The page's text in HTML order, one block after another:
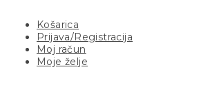
Košarica
Prijava/Registracija
Moj račun
Moje želje